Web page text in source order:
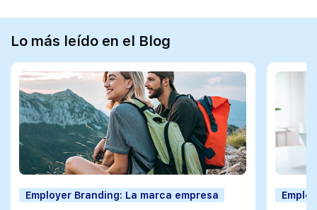
Lo más leído en el Blog
Employer Branding: La marca empresa